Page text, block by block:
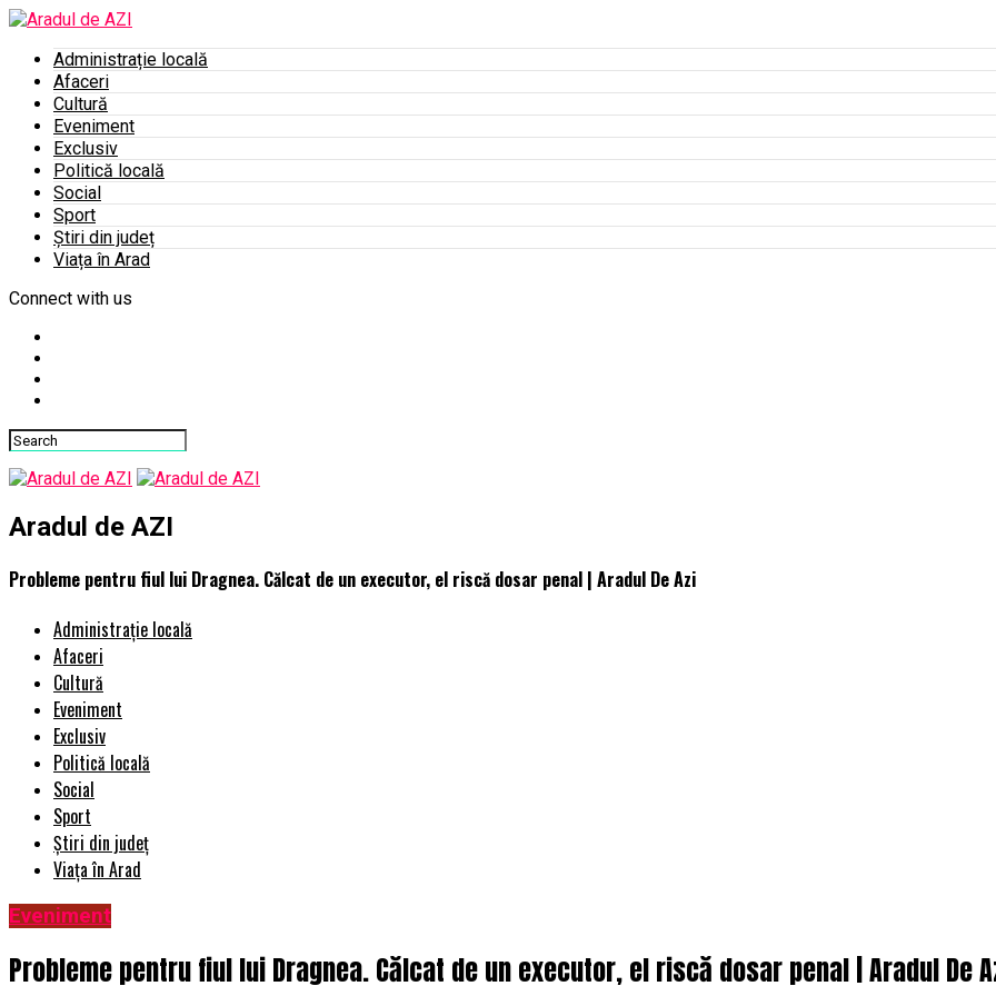
Administrație locală
Afaceri
Cultură
Eveniment
Exclusiv
Politică locală
Social
Sport
Știri din județ
Viața în Arad
Connect with us
Aradul de AZI
Probleme pentru fiul lui Dragnea. Călcat de un executor, el riscă dosar penal | Aradul De Azi
Administrație locală
Afaceri
Cultură
Eveniment
Exclusiv
Politică locală
Social
Sport
Știri din județ
Viața în Arad
Eveniment
Probleme pentru fiul lui Dragnea. Călcat de un executor, el riscă dosar penal | Aradul De